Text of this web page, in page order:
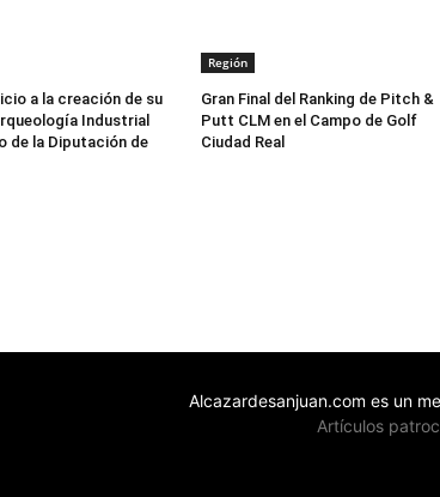
a la creación de su
Industrial
de la Diputación de
Región
Gran Final del Ranking de Pitch &
Putt CLM en el Campo de Golf
Ciudad Real
Alcazardesanjuan.com es un
Artículos